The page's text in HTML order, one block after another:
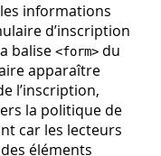
informations
d’inscription
balise <form> du
apparaître
l’inscription,
la politique de
car les lecteurs
éléments